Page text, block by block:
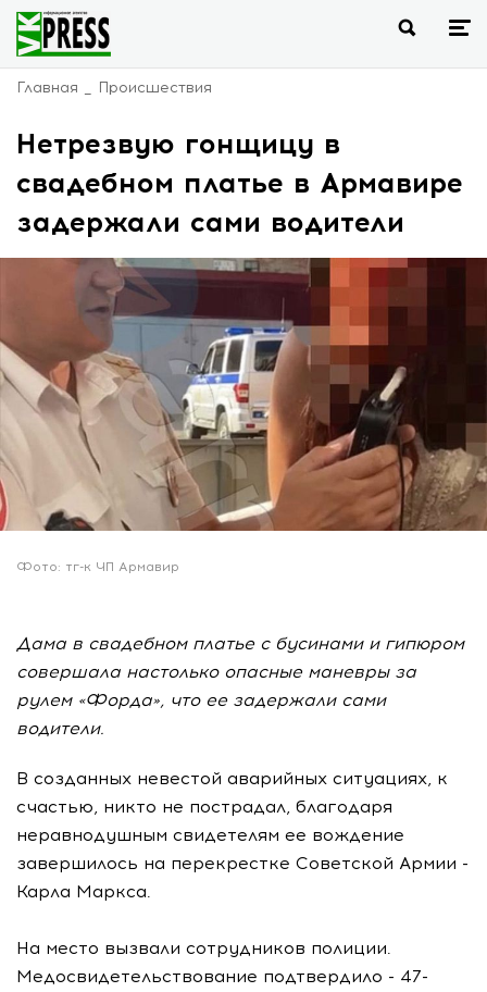
Главная Происшествия
Нетрезвую гонщицу в
свадебном платье в Армавире
задержали сами водители
Фото: тг-к ЧП Армавир
Дама в свадебном платье с бусинами и гипюром
совершала настолько опасные маневры за
рулем «Форда», что ее задержали сами
водители.
В созданных невестой аварийных ситуациях, к
счастью, никто не пострадал, благодаря
неравнодушным свидетелям ее вождение
завершилось на перекрестке Советской Армии -
Карла Маркса.
На место вызвали сотрудников полиции.
Медосвидетельствование подтвердило - 47-